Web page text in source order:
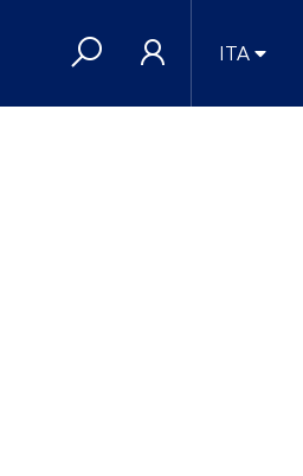
ITA